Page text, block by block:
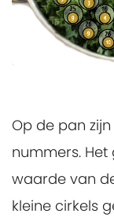
Op de pan
nummers.
waarde van
kleine cirkels